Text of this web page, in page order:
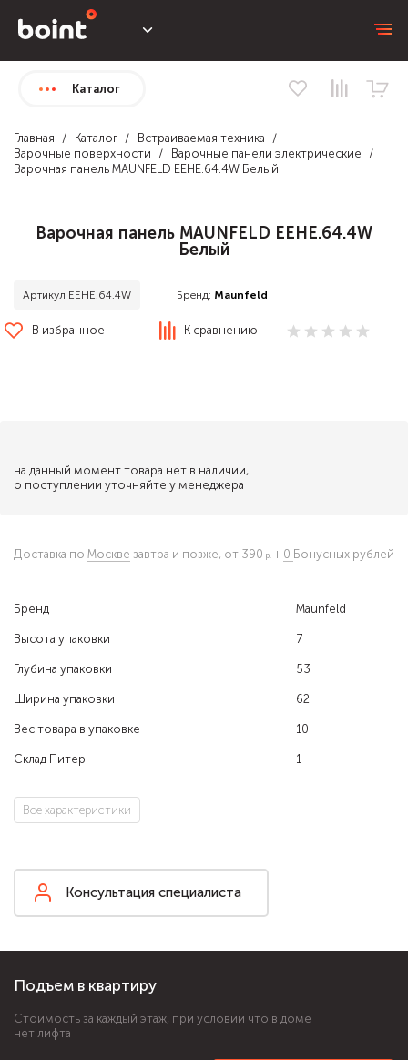
Каталог
Главная Каталог
Встраиваемая техника
Варочные поверхности
Варочные панели электрические
Варочная панель MAUNFELD EEHE.64.4W Белый
Варочная панель MAUNFELD EEHE.64.4W
Белый
Артикул EEHE.64.4W Бренд: Maunfeld
В избранное К сравнению
Бренд Maunfeld
Высота упаковки 7
Глубина упаковки 53
Ширина упаковки 62
Вес товара в упаковке 10
Склад Питер 1
Все характеристики
Консультация специалиста
на данный момент товара нет в наличии,
о поступлении уточняйте у менеджера
Доставка по Москве завтра и позже, от 390 + 0 Бонусных рублей
Подъем в квартиру
Стоимость за каждый этаж, при условии что в доме
нет лифта